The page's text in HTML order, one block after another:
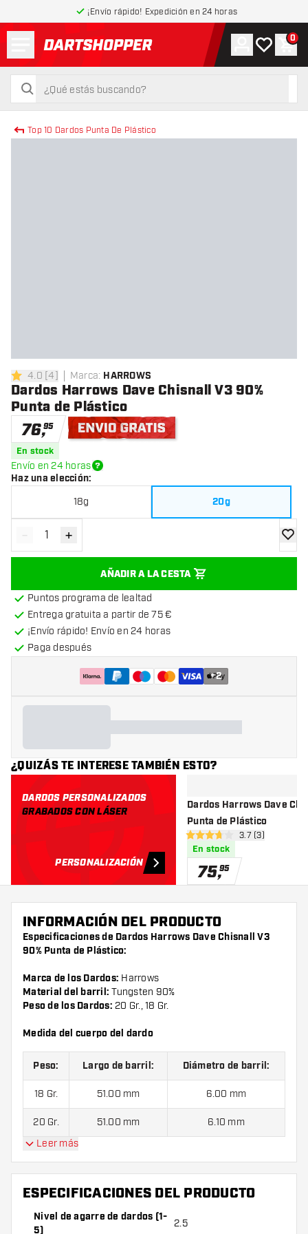
¡Envío rápido! Expedición en 24 horas
volver a la página de inicio
buscar
buscar
Cuenta
Mi lista de
0
Top 10 Dardos Punta De Plástico
4 estrellas de puntuación
4.0 [4] Marca: HARROWS
Dardos Harrows Dave Chisnall V3 90%
Punta de Plástico
76,95
En stock
Envío en 24 horas
Haz una elección:
18g 20g
Disminuir cantidad
- Aumentar cantidad
+
AÑADIR A LA CESTA
Puntos programa de lealtad
Entrega gratuita a partir de 75 €
¡Envío rápido! Envío en 24 horas
Paga después
+2
¿QUIZÁS TE INTERESE TAMBIÉN ESTO?
DARDOS PERSONALIZADOS
GRABADOS CON LÁSER
PERSONALIZACIÓN
Dardos Harrows Dave
Punta de Plástico
abrir panel de
3.7 estrellas de puntuación
3.7 (3)
En stock
75,95
INFORMACIÓN DEL PRODUCTO
Especificaciones de Dardos Harrows Dave Chisnall V3
90% Punta de Plástico:
Marca de los Dardos: Harrows
Material del barril: Tungsten 90%
Peso de los Dardos: 20 Gr., 18 Gr.
Medida del cuerpo del dardo
Peso: Largo de barril: Diámetro de barril:
18 Gr. 51.00 mm 6.00 mm
20 Gr. 51.00 mm 6.10 mm
(3 cañas) y 1 juego de plumas (3 plumas).
Leer más
ESPECIFICACIONES DEL PRODUCTO
Nivel de agarre de dardos (1-
5)
2.5